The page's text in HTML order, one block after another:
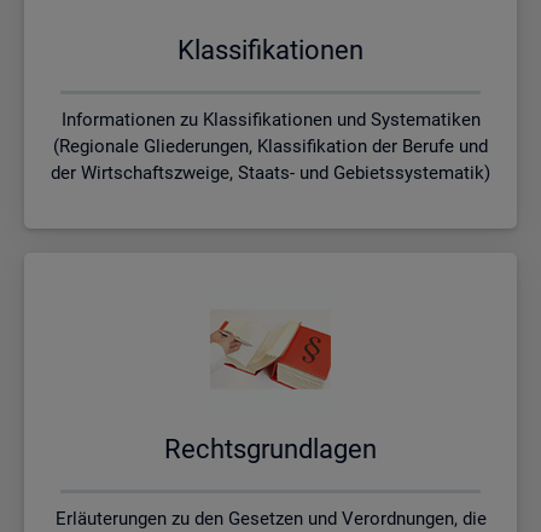
Klas­si­fi­ka­tio­nen
Informationen zu Klassifikationen und Systematiken
(Regionale Gliederungen, Klassifikation der Berufe und
der Wirtschaftszweige, Staats- und Gebietssystematik)
Rechts­grund­la­gen
Erläuterungen zu den Gesetzen und Verordnungen, die